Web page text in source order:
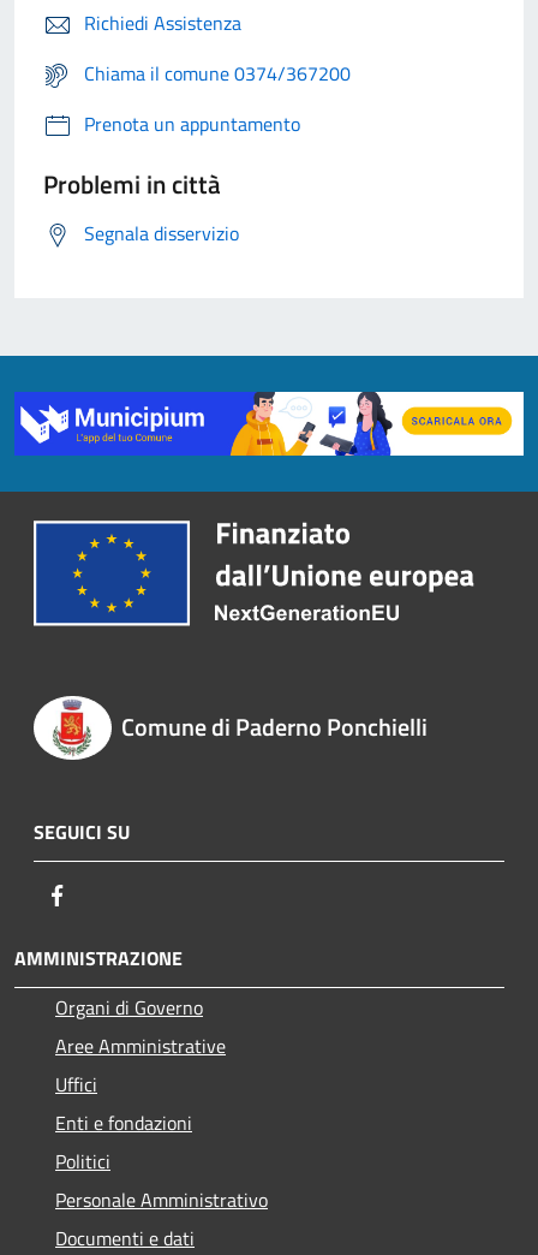
Richiedi Assistenza
Chiama il comune 0374/367200
Prenota un appuntamento
Problemi in città
Segnala disservizio
Comune di Paderno Ponchielli
SEGUICI SU
AMMINISTRAZIONE
Organi di Governo
Aree Amministrative
Uffici
Enti e fondazioni
Politici
Personale Amministrativo
Documenti e dati